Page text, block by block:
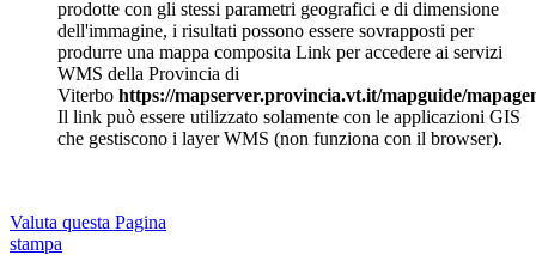
prodotte con gli stessi parametri geografici e di dimensione
dell'immagine, i risultati possono essere sovrapposti per
produrre una mappa composita Link per accedere ai servizi
WMS della Provincia di
Viterbo https://mapserver.provincia.vt.it/mapguide/
Il link può essere utilizzato solamente con le applicazioni GIS
che gestiscono i layer WMS (non funziona con il browser).
Valuta questa Pagina
stampa